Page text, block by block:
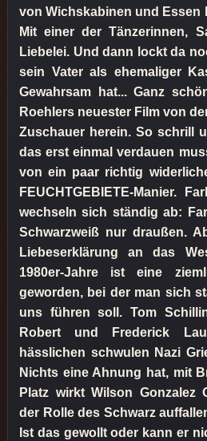
von Wichskabinen und Essen
Mit einer der Tänzerinnen,
Liebelei. Und dann lockt da
sein Vater als ehemaliger
Gewahrsam hat... Ganz
Roehlers neuester Film von
Zuschauer herein. So schrill
das erst einmal verdauen
von ein paar richtig
FEUCHTGEBIETE-Manier.
wechseln sich ständig ab:
Schwarzweiß nur draußen.
Liebeserklärung an das
1980er-Jahre ist eine
geworden, bei der man sich
uns führen soll. Tom
Robert und Frederick
hässlichen schwulen Nazi
Nichts eine Ahnung hat, mit
Platz wirkt Wilson Gonzalez
der Rolle des Schwarz
Ist das gewollt oder kann er